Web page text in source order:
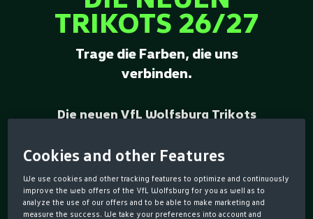
TRIKOTS 26/27
Trage die Farben, die uns
verbinden.
Die neuen VfL Wolfsburg Trikots
hochwertige Materialien und die
Leidenschaft für Grün-Weiß. Ob im
Stadion, beim Training oder im
Cookies and other Features
We use cookies and other tracking features to optimize and continuously
improve the web offers of the VfL Wolfsburg for you as well as to
analyze the use of our offers and to be able to make marketing and
measure the success. We take your preferences into account and